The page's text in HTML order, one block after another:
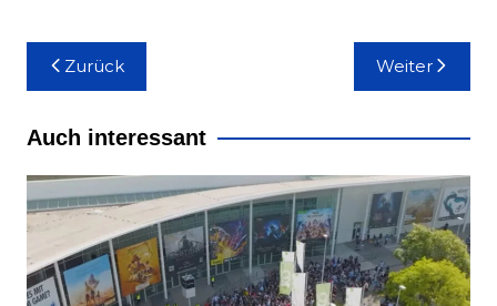
Beitragsnavigation
Zurück Weiter
Auch interessant